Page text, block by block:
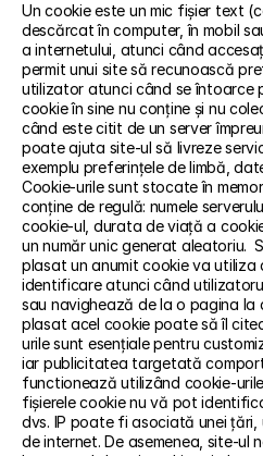
Un cookie este un mic fișier text
descărcat în computer, în mobil
a internetului, atunci când
permit unui site să recunoască
utilizator atunci când se întoarce
cookie în sine nu conține și nu
când este citit de un server
poate ajuta site-ul să livreze
exemplu preferințele de limbă,
Cookie-urile sunt stocate în
conține de regulă: numele
cookie-ul, durata de viață a
un număr unic generat aleatoriu.
plasat un anumit cookie va utiliza
identificare atunci când
sau navighează de la o pagina la
plasat acel cookie poate să îl
urile sunt esențiale pentru
iar publicitatea targetată
functionează utilizând cookie-
fișierele cookie nu vă pot
dvs. IP poate fi asociată unei țări,
de internet. De asemenea, site-ul